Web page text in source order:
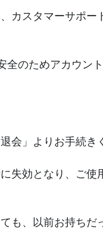
カスタマーサポー
のためアカウン
会」よりお手続き
失効となり、ご
も、以前お持ちだ